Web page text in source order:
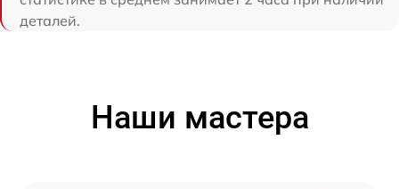
деталей.
Наши мастера